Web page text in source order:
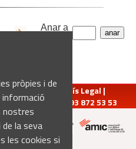
pròpies i de
informació
nostres
la seva
les cookies si
Anar a
|Qui som Avís Legal |
Manresa | Tel.: 93 872 53 53